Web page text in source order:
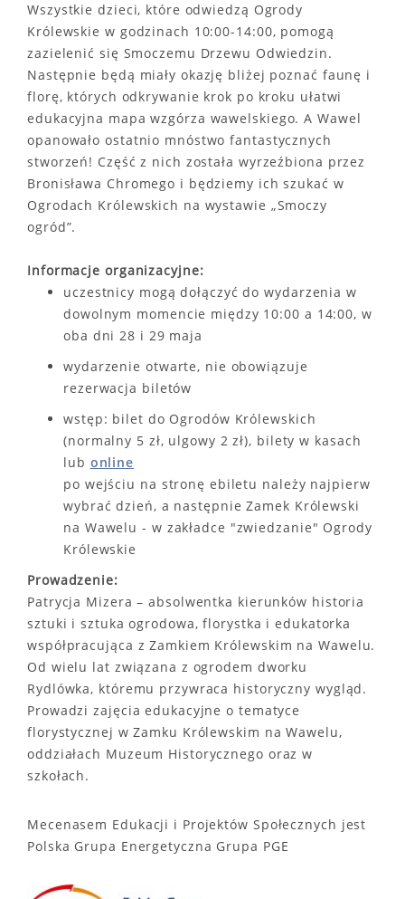
Wszystkie dzieci, które odwiedzą Ogrody
Królewskie w godzinach 10:00-14:00, pomogą
zazielenić się Smoczemu Drzewu Odwiedzin.
Następnie będą miały okazję bliżej poznać faunę i
florę, których odkrywanie krok po kroku ułatwi
edukacyjna mapa wzgórza wawelskiego. A Wawel
opanowało ostatnio mnóstwo fantastycznych
stworzeń! Część z nich została wyrzeźbiona przez
Bronisława Chromego i będziemy ich szukać w
Ogrodach Królewskich na wystawie „Smoczy
ogród”.
Informacje organizacyjne:
uczestnicy mogą dołączyć do wydarzenia w
dowolnym momencie między 10:00 a 14:00, w
oba dni 28 i 29 maja
wydarzenie otwarte, nie obowiązuje
rezerwacja biletów
wstęp: bilet do Ogrodów Królewskich
(normalny 5 zł, ulgowy 2 zł), bilety w kasach
lub online
po wejściu na stronę ebiletu należy najpierw
wybrać dzień, a następnie Zamek Królewski
na Wawelu - w zakładce "zwiedzanie" Ogrody
Królewskie
Prowadzenie:
Patrycja Mizera – absolwentka kierunków historia
sztuki i sztuka ogrodowa, florystka i edukatorka
współpracująca z Zamkiem Królewskim na Wawelu.
Od wielu lat związana z ogrodem dworku
Rydlówka, któremu przywraca historyczny wygląd.
Prowadzi zajęcia edukacyjne o tematyce
florystycznej w Zamku Królewskim na Wawelu,
oddziałach Muzeum Historycznego oraz w
szkołach.
Mecenasem Edukacji i Projektów Społecznych jest
Polska Grupa Energetyczna Grupa PGE